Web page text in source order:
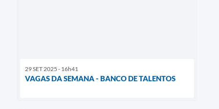
29 SET 2025 - 16h41
VAGAS DA SEMANA - BANCO DE TALENTOS